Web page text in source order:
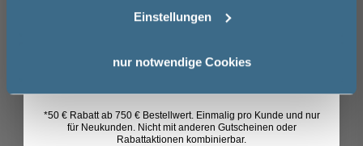
Einstellungen
nur notwendige Cookies
mattschwarz
Anmelden
*50 € Rabatt ab 750 € Bestellwert. Einmalig pro Kunde und nur
für Neukunden. Nicht mit anderen Gutscheinen oder
Rabattaktionen kombinierbar.